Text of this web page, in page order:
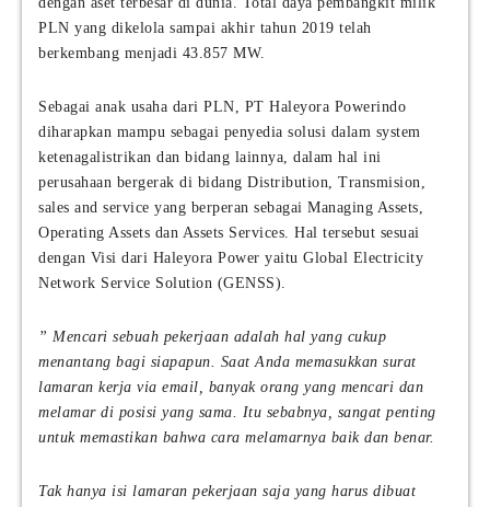
PLN yang dikelola sampai akhir tahun 2019 telah
berkembang menjadi 43.857 MW.
Sebagai anak usaha dari PLN, PT Haleyora Powerindo
diharapkan mampu sebagai penyedia solusi dalam system
ketenagalistrikan dan bidang lainnya, dalam hal ini
perusahaan bergerak di bidang Distribution, Transmision,
sales and service yang berperan sebagai Managing Assets,
Operating Assets dan Assets Services. Hal tersebut sesuai
dengan Visi dari Haleyora Power yaitu Global Electricity
Network Service Solution (GENSS).
” Mencari sebuah pekerjaan adalah hal yang cukup
menantang bagi siapapun. Saat Anda memasukkan surat
lamaran kerja via email, banyak orang yang mencari dan
melamar di posisi yang sama. Itu sebabnya, sangat penting
untuk memastikan bahwa cara melamarnya baik dan benar.
Tak hanya isi lamaran pekerjaan saja yang harus dibuat